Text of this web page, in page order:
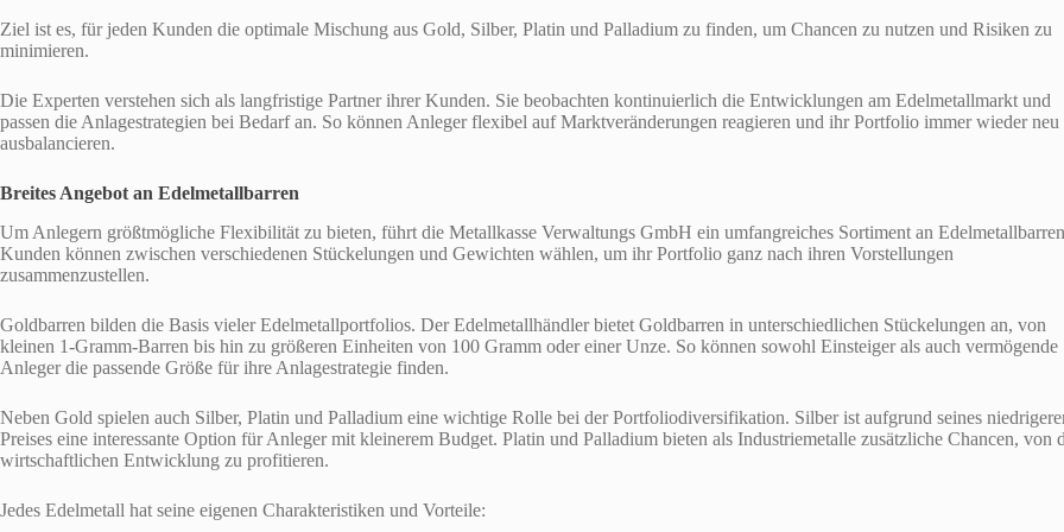
Ziel ist es, für jeden Kunden die optimale Mischung aus Gold, Silber, Platin und Palladium zu finden, um Chancen zu nutzen und Risiken zu
minimieren.
Die Experten verstehen sich als langfristige Partner ihrer Kunden. Sie beobachten kontinuierlich die Entwicklungen am Edelmetallmarkt und
passen die Anlagestrategien bei Bedarf an. So können Anleger flexibel auf Marktveränderungen reagieren und ihr Portfolio immer wieder neu
ausbalancieren.
Breites Angebot an Edelmetallbarren
Um Anlegern größtmögliche Flexibilität zu bieten, führt die Metallkasse Verwaltungs GmbH ein umfangreiches Sortiment an
Kunden können zwischen verschiedenen Stückelungen und Gewichten wählen, um ihr Portfolio ganz nach ihren Vorstellungen
zusammenzustellen.
Goldbarren bilden die Basis vieler Edelmetallportfolios. Der Edelmetallhändler bietet Goldbarren in unterschiedlichen Stückelungen an, von
kleinen 1-Gramm-Barren bis hin zu größeren Einheiten von 100 Gramm oder einer Unze. So können sowohl Einsteiger als auch vermögende
Anleger die passende Größe für ihre Anlagestrategie finden.
Neben Gold spielen auch Silber, Platin und Palladium eine wichtige Rolle bei der Portfoliodiversifikation. Silber ist aufgrund seines
Preises eine interessante Option für Anleger mit kleinerem Budget. Platin und Palladium bieten als Industriemetalle zusätzliche Chancen, von
wirtschaftlichen Entwicklung zu profitieren.
Jedes Edelmetall hat seine eigenen Charakteristiken und Vorteile: